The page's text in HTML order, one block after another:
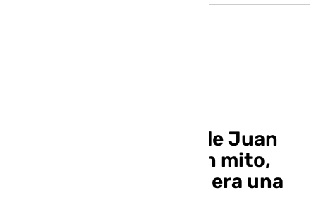
Paqui Pino, exmujer de Juan
Carlos Aragón: «Es un mito,
pero en su vida diaria era una